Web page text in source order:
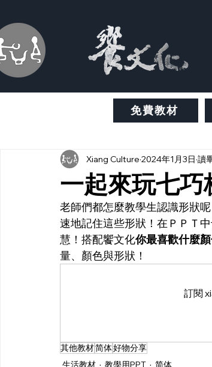
免費教材
一起來玩七
Xiang Culture 2024年1月3日 讀
老師們都怎麼教學生認識形狀
速地記住這些形狀！在ＰＰＴ
慧！搭配饗文化你最喜歡什麼
量、顏色與形狀！
訂閱
其他教材简体好物分享
生活教材
教學用PPT 简体